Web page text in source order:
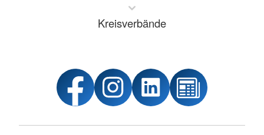
Kreisverbände